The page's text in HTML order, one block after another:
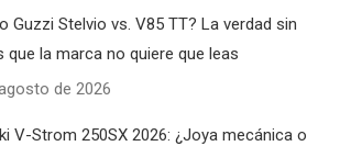
Guzzi Stelvio vs. V85 TT? La verdad sin
que la marca no quiere que leas
de 2026
V-Strom 250SX 2026: ¿Joya mecánica o